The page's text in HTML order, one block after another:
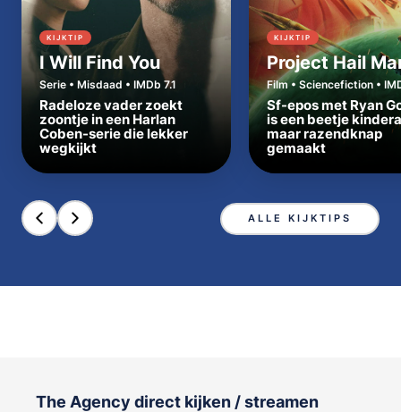
KIJKTIP
I Will Find You
Serie • Misdaad • IMDb 7.1
Radeloze vader zoekt
zoontje in een Harlan
Coben-serie die lekker
wegkijkt
KIJKTIP
Project Hail
Film • Sciencefiction •
Sf-epos met Ryan
is een beetje
maar razendknap
gemaakt
ALLE KIJKTIPS
The Agency direct kijken / streamen